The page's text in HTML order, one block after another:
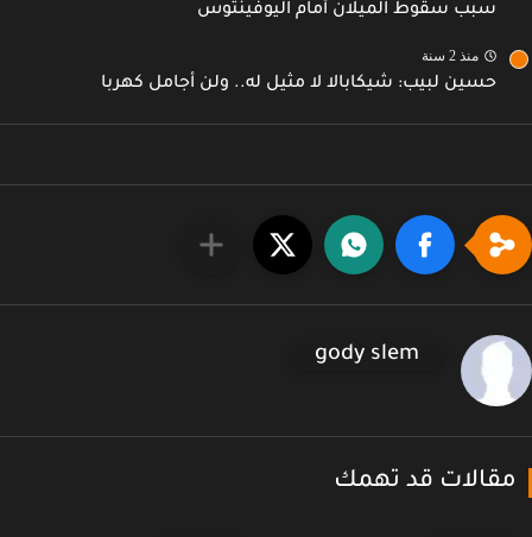
سبب سقوط الميلان أمام اليوفينتوس
منذ 2 سنة
حسين لبيب: شيكابالا لا مثيل له.. ولن أجامل كهربا
gody slem
قد تهمك